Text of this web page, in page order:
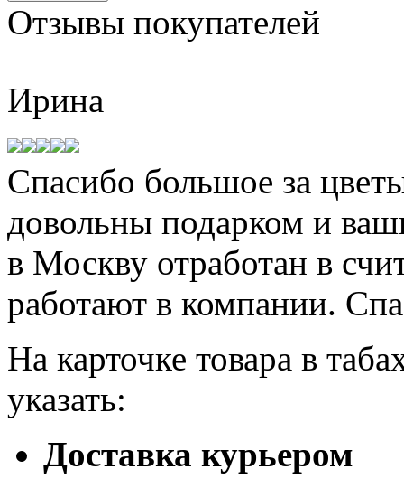
Отзывы покупателей
Ирина
Спасибо большое за
довольны подарком и
в Москву отработан в
работают в компании.
На карточке товара в
указать:
Доставка курьером